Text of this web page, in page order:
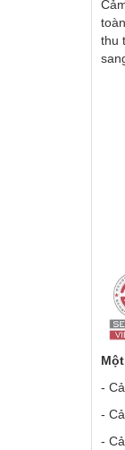
thu
-
-
-